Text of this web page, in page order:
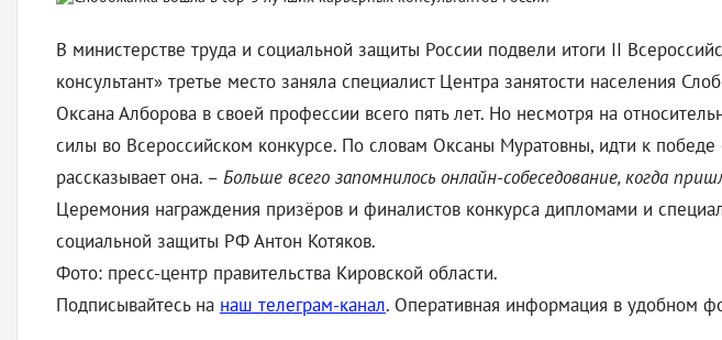
В министерстве труда и социальной защиты России подвели итоги II
консультант» третье место заняла специалист Центра занятости населения
Оксана Алборова в своей профессии всего пять лет. Но несмотря на
силы во Всероссийском конкурсе. По словам Оксаны Муратовны, идти к победе
рассказывает она. – Больше всего запомнилось онлайн-собеседование, когда
Церемония награждения призёров и финалистов конкурса дипломами и
социальной защиты РФ Антон Котяков.
Фото: пресс-центр правительства Кировской области.
Подписывайтесь на наш телеграм-канал. Оперативная информация в удобном